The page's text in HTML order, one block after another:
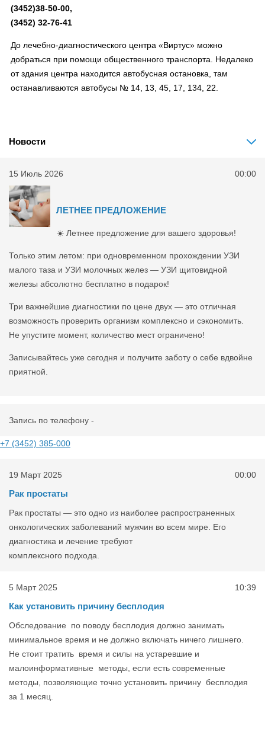
(3452)38-50-00,
(3452) 32-76-41
До лечебно-диагностического центра «Виртус» можно
добраться при помощи общественного транспорта. Недалеко
от здания центра находится автобусная остановка, там
останавливаются автобусы № 14, 13, 45, 17, 134, 22.
Новости
15 Июль 2026 00:00
ЛЕТНЕЕ ПРЕДЛОЖЕНИЕ
☀️ Летнее предложение для вашего здоровья!
Только этим летом: при одновременном прохождении УЗИ
малого таза и УЗИ молочных желез — УЗИ щитовидной
железы абсолютно бесплатно в подарок!
Три важнейшие диагностики по цене двух — это отличная
возможность проверить организм комплексно и сэкономить.
Не упустите момент, количество мест ограничено!
Записывайтесь уже сегодня и получите заботу о себе вдвойне
приятной.
Запись по телефону -
+7 (3452) 385-000
19 Март 2025 00:00
Рак простаты
Рак простаты — это одно из наиболее распространенных
онкологических заболеваний мужчин во всем мире. Его
диагностика и лечение требуют
комплексного подхода.
5 Март 2025 10:39
Как установить причину бесплодия
Обследование по поводу бесплодия должно занимать
минимальное время и не должно включать ничего лишнего.
Не стоит тратить время и силы на устаревшие и
малоинформативные методы, если есть современные
методы, позволяющие точно установить причину бесплодия
за 1 месяц.